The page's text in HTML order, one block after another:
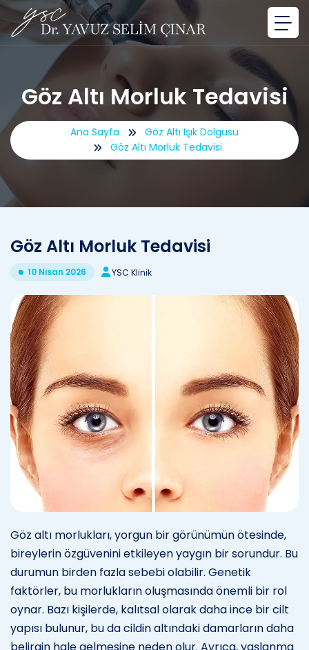
Göz Altı Morluk Tedavisi
Ana Sayfa
Göz Altı Işık Dolgusu
Göz Altı Morluk Tedavisi
Göz Altı Morluk Tedavisi
10 Nisan 2026 YSC Klinik
Göz altı morlukları, yorgun bir görünümün ötesinde,
bireylerin özgüvenini etkileyen yaygın bir sorundur. Bu
durumun birden fazla sebebi olabilir. Genetik
faktörler, bu morlukların oluşmasında önemli bir rol
oynar. Bazı kişilerde, kalıtsal olarak daha ince bir cilt
yapısı bulunur, bu da cildin altındaki damarların daha
belirgin hale gelmesine neden olur. Ayrıca, yaşlanma